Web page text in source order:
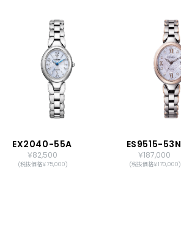
EX2040-55A
￥82,500
(税抜価格￥75,000)
ES9515-53N
￥187,000
(税抜価格￥170,000)